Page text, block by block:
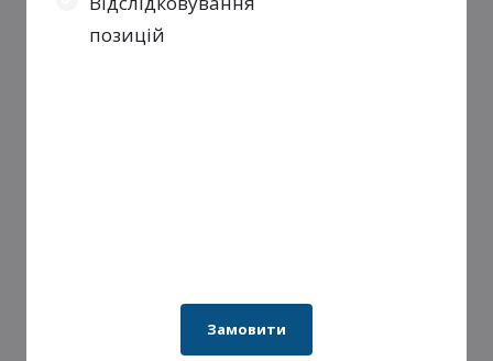
позицій
Замовити